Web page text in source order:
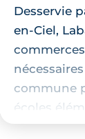
Desservie
en-Ciel,
commune
écoles
afin